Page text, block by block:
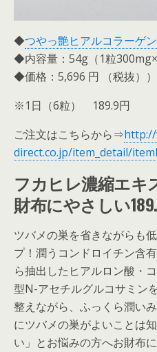
◆つやっ艶ヒアルコラーゲン
◆内容量：54g（1粒
◆価格：5,696 円 （税抜））
※1日（6粒） 189.9円
ご注文はこちらから⇒
direct.co.jp/item_detail/
フカヒレ濃縮エキ
財布にやさしい
ツバメの巣を省きながらも
プ！潤うコンドロイチン含
ら抽出したヒアルロン酸・
型N-アセチルグルコサミン
整えながら、ふっくら潤い
にツバメの巣がよいことは
い」とお悩みの方へお財布